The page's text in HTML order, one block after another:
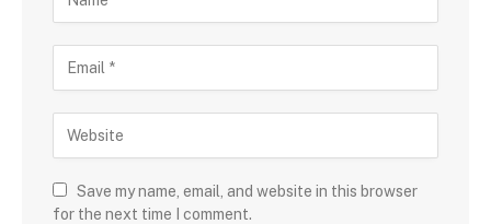
Save my name, email, and website in this browser
for the next time I comment.